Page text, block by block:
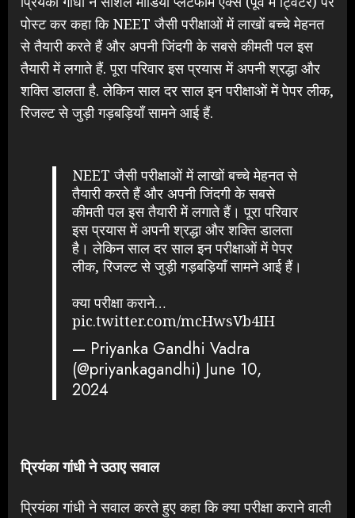
पोस्ट कर कहा कि NEET जैसी परीक्षाओं में लाखों बच्चे मेहनत
से तैयारी करते हैं और अपनी जिंदगी के सबसे कीमती पल इस
तैयारी में लगाते हैं. पूरा परिवार इस प्रयास में अपनी श्रद्धा और
शक्ति डालता है. लेकिन साल दर साल इन परीक्षाओं में पेपर लीक,
रिजल्ट से जुड़ी गड़बड़ियाँ सामने आई हैं.
NEET जैसी परीक्षाओं में लाखों बच्चे मेहनत से
तैयारी करते हैं और अपनी जिंदगी के सबसे
कीमती पल इस तैयारी में लगाते हैं। पूरा परिवार
इस प्रयास में अपनी श्रद्धा और शक्ति डालता
है। लेकिन साल दर साल इन परीक्षाओं में पेपर
लीक, रिजल्ट से जुड़ी गड़बड़ियाँ सामने आई हैं।
क्या परीक्षा कराने…
pic.twitter.com/mcHwsVb4IH
— Priyanka Gandhi Vadra
(@priyankagandhi) June 10,
2024
प्रियंका गांधी ने उठाए सवाल
प्रियंका गांधी ने सवाल करते हुए कहा कि क्या परीक्षा कराने वाली